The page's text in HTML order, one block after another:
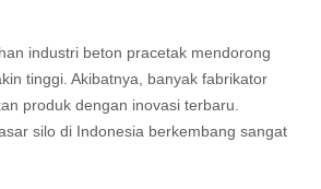
industri beton pracetak mendorong
tinggi. Akibatnya, banyak fabrikator
produk dengan inovasi terbaru.
silo di Indonesia berkembang sangat